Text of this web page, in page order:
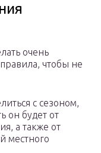
очень
чтобы не
с сезоном,
он будет от
а также от
местного